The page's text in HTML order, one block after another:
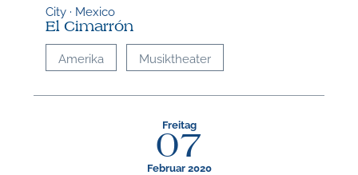
City · Mexico
El Cimarrón
Amerika Musiktheater
Freitag
07
Februar 2020